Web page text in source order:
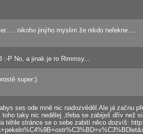
nikoho jinýho myslim že nikdo neřekne....
:-P No, a jinak je ro Rimmsy...
super:)
ses ode mně nic nadozvěděl.Ale já začnu
taky nic nedělej ,třeba se zabiješ dřív než si
téhle stránce se o sebe zabití něco dozvíš: